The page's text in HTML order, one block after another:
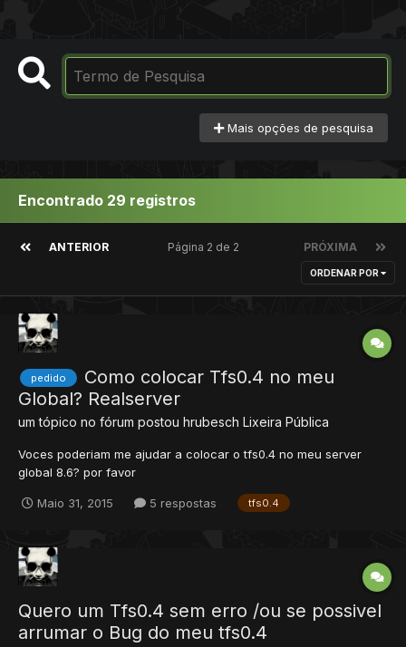
Mais opções de pesquisa
Encontrado 29 registros
ANTERIOR PRÓXIMA
Página 2 de 2
ORDENAR POR
pedido
Como colocar Tfs0.4 no meu
Global? Realserver
um tópico no fórum postou hrubesch Lixeira Pública
Voces poderiam me ajudar a colocar o tfs0.4 no meu server
global 8.6? por favor
Maio 31, 2015 5 respostas tfs0.4
Quero um Tfs0.4 sem erro /ou se possivel
arrumar o Bug do meu tfs0.4